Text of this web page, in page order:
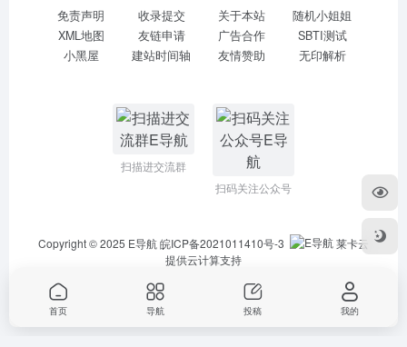
免责声明
XML地图
小黑屋
收录提交
友链申请
建站时间轴
关于本站
广告合作
友情赞助
随机小姐姐
SBTI测试
无印解析
扫描进交流群
扫码关注公众号
Copyright © 2025 E导航皖ICP备2021011410号-3
莱卡云
提供云计算支持
首页 导航 投稿 我的